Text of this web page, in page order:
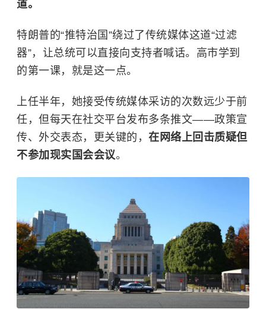
道。
特朗普的“推特治国”绕过了传统媒体这道“过滤
器”，让总统可以直接向支持者喊话。高市学到
的第一课，就是这一点。
上任半年，她接受传统媒体采访的次数远少于前
任，但每天在社交平台发布多条推文——政策宣
传、外交表态，更关键的， 在网络上回击质疑但
不参加现实国会会议。